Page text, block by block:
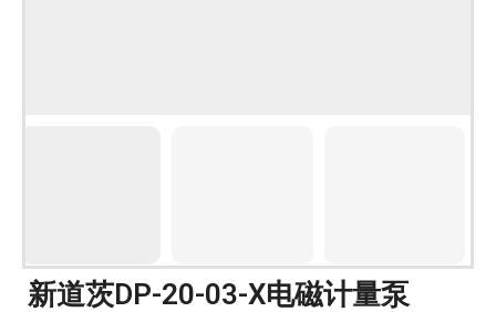
新道茨DP-20-03-X电磁计量泵